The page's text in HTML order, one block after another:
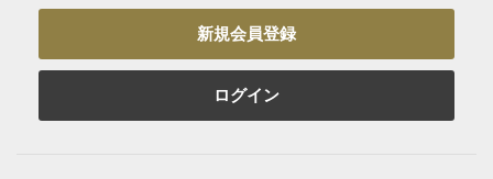
新規会員登録
ログイン